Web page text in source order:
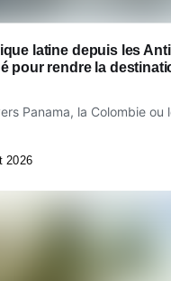
latine depuis les
pour rendre la
Panama, la Colombie ou
2026